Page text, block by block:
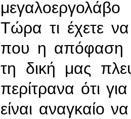
Τώρα τι έχετε
που η απόφαση
τη δική μας
περίτρανα ότι
είναι αναγκαίο